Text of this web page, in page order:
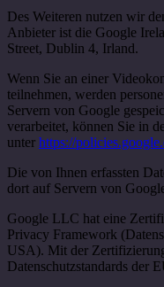
Des Weiteren nutzen wir
Anbieter ist die Google
Street, Dublin 4, Irland.
Wenn Sie an einer
teilnehmen, werden
Servern von Google
verarbeitet, können Sie in
unter https://
Die von Ihnen erfassten
dort auf Servern von
Google LLC hat eine
Privacy Framework
USA). Mit der
Datenschutzstandards der